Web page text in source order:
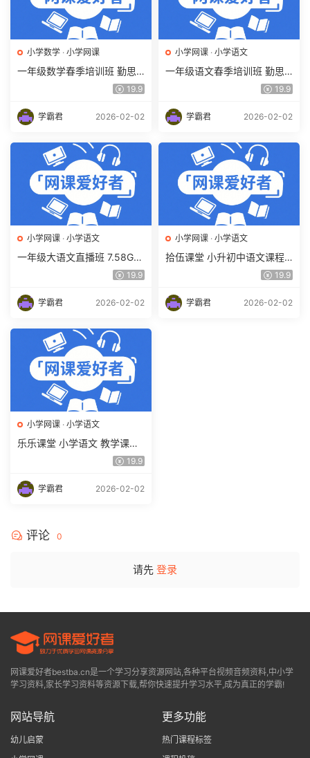
小学数学 · 小学网课
一年级数学春季培训班 勤思
在线 何俞霖 9.6G课程百度网
19.9
学霸君 2026-02-02
小学网课 · 小学语文
一年级语文春季培训班 勤思
在线 潘晓琳 9.87G课程百度
19.9
学霸君 2026-02-02
小学网课 · 小学语文
一年级大语文直播班 7.58G课
程百度网盘下载 檀梦茜教学19.9
学霸君 2026-02-02
小学网课 · 小学语文
拾伍课堂 小升初中语文课程 2
5.83G课程百度网盘下载 19.9
学霸君 2026-02-02
小学网课 · 小学语文
乐乐课堂 小学语文 教学课程
19.9
学霸君 2026-02-02
评论 0
请先 登录
网课爱好者bestba.cn是一个学习分享资源网站,各种平台视频音频资料,中小学
学习资料,家长学习资料等资源下载,帮你快速提升学习水平,成为真正的学霸!
网站导航
幼儿启蒙
更多功能
热门课程标签